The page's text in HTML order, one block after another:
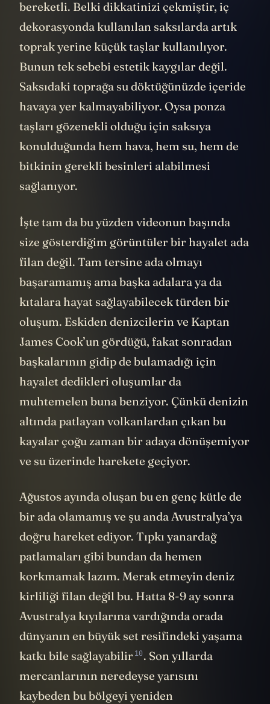
bereketli. Belki dikkatinizi çekmiştir, iç
dekorasyonda kullanılan saksılarda artık
toprak yerine küçük taşlar kullanılıyor.
Bunun tek sebebi estetik kaygılar değil.
Saksıdaki toprağa su döktüğünüzde içeride
havaya yer kalmayabiliyor. Oysa ponza
taşları gözenekli olduğu için saksıya
konulduğunda hem hava, hem su, hem de
bitkinin gerekli besinleri alabilmesi
sağlanıyor.
İşte tam da bu yüzden videonun başında
size gösterdiğim görüntüler bir hayalet ada
filan değil. Tam tersine ada olmayı
başaramamış ama başka adalara ya da
kıtalara hayat sağlayabilecek türden bir
oluşum. Eskiden denizcilerin ve Kaptan
James Cook’un gördüğü, fakat sonradan
başkalarının gidip de bulamadığı için
hayalet dedikleri oluşumlar da
muhtemelen buna benziyor. Çünkü denizin
altında patlayan volkanlardan çıkan bu
kayalar çoğu zaman bir adaya dönüşemiyor
ve su üzerinde harekete geçiyor.
Ağustos ayında oluşan bu en genç kütle de
bir ada olamamış ve şu anda Avustralya’ya
doğru hareket ediyor. Tıpkı yanardağ
patlamaları gibi bundan da hemen
korkmamak lazım. Merak etmeyin deniz
kirliliği filan değil bu. Hatta 8-9 ay sonra
Avustralya kıyılarına vardığında orada
dünyanın en büyük set resifindeki yaşama
katkı bile sağlayabilir10. Son yıllarda
mercanlarının neredeyse yarısını
kaybeden bu bölgeyi yeniden